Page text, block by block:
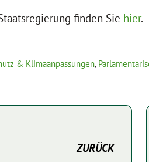
finden Sie hier.
& Klimaanpassungen,
ZURÜCK